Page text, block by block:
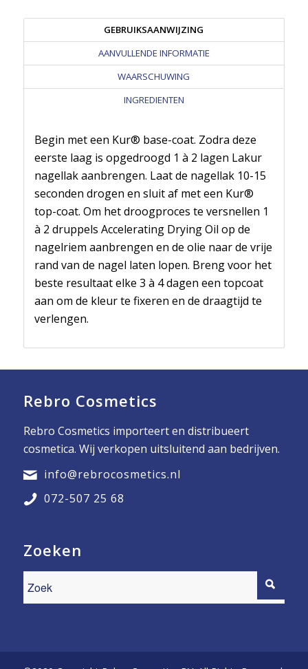
GEBRUIKSAANWIJZING
AANVULLENDE INFORMATIE
WAARSCHUWING
INGREDIENTEN
Begin met een Kur® base-coat. Zodra deze
eerste laag is opgedroogd 1 à 2 lagen Lakur
nagellak aanbrengen. Laat de nagellak 10-15
seconden drogen en sluit af met een Kur®
top-coat. Om het droogproces te versnellen 1
à 2 druppels Accelerating Drying Oil op de
nagelriem aanbrengen en de olie naar de vrije
rand van de nagel laten lopen. Breng voor het
beste resultaat elke 3 à 4 dagen een topcoat
aan om de kleur te fixeren en de draagtijd te
verlengen.
Rebro Cosmetics
Rebro Cosmetics importeert en distribueert
cosmetica. Wij verkopen uitsluitend aan bedrijven.
info@rebrocosmetics.nl
072-507 25 68
Zoeken